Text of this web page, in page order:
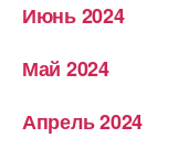
Июнь 2024
Май 2024
Апрель 2024